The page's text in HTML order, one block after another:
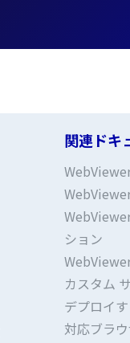
関連ドキ
ション
カスタム
デプロイ
対応ブラ